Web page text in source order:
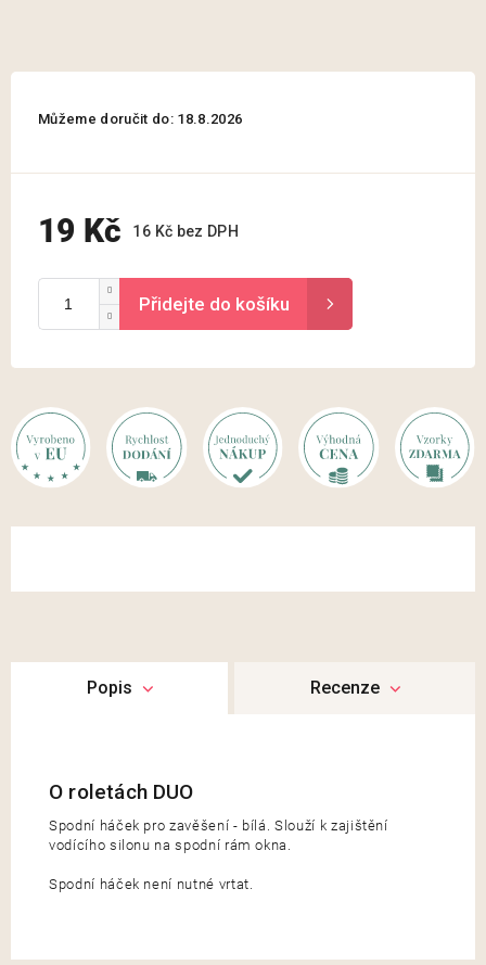
19 Kč
16 Kč bez DPH
Můžeme doručit do: 18.8.2026
Popis Recenze
Spodní háček pro zavěšení - bílá. Slouží k zajištění
vodícího silonu na spodní rám okna.
Spodní háček není nutné vrtat.